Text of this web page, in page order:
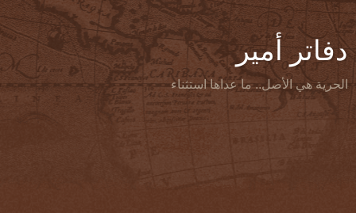
دفاتر أمير
الحرية هي الأصل.. ما عداها استثناء